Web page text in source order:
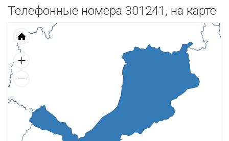
Телефонные номера 301241, на карте